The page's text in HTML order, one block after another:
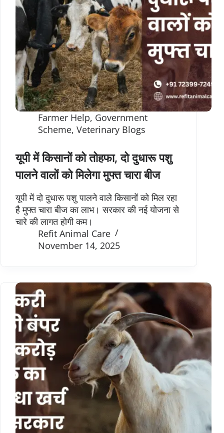
Farmer Help, Government
Scheme, Veterinary Blogs
यूपी में किसानों को तोहफा, दो दुधारू पशु
पालने वालों को मिलेगा मुफ्त चारा बीज
यूपी में दो दुधारू पशु पालने वाले किसानों को मिल रहा
है मुफ्त चारा बीज का लाभ। सरकार की नई योजना से
चारे की लागत होगी कम।
Refit Animal Care
November 14, 2025